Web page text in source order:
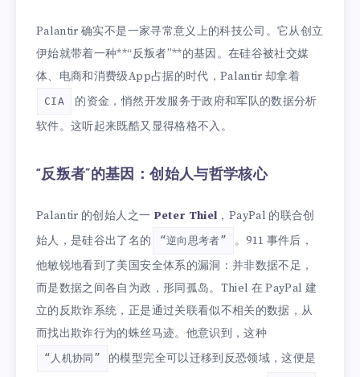
Palantir 确实不是一家寻常意义上的科技公司。它从创立
伊始就带着一种**“反叛者”**的基因。在硅谷被社交媒
体、电商和消费级App占据的时代，Palantir 却拿着
CIA
的资金，悄然开发服务于政府和军队的数据分析
软件。这听起来既酷又显得格格不入。
“反叛者”的基因：创始人与哲学核心
Palantir 的创始人之一 Peter Thiel ，PayPal 的联合创
始人，是硅谷出了名的
“逆向思考者”
。911 事件后，
他敏锐地看到了美国安全体系的漏洞：并非数据不足，
而是数据之间各自为政，形同孤岛。Thiel 在 PayPal 建
立的反欺诈系统，正是通过关联看似不相关的数据，从
而找出欺诈行为的蛛丝马迹。他意识到，这种
“人机协同”
的模型完全可以迁移到反恐领域，这便是